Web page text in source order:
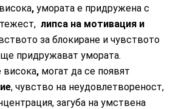
, умората е придружена с
тежест,липса на мотивация и
за блокиране и чувството
придружават умората.
висока, могат да се появят
, чувство на неудовлетвореност,
загуба на умствена